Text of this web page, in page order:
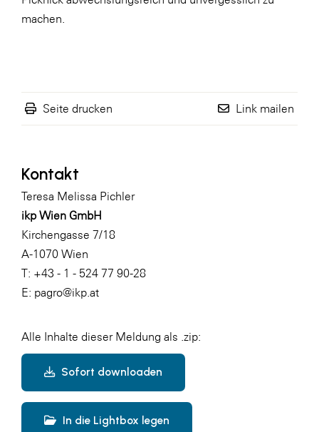
machen.
Seite drucken Link mailen
Kontakt
Teresa Melissa Pichler
ikp Wien GmbH
Kirchengasse 7/18
A-1070 Wien
T: +43 - 1 - 524 77 90-28
E: pagro@ikp.at
Alle Inhalte dieser Meldung als .zip:
Sofort downloaden
In die Lightbox legen